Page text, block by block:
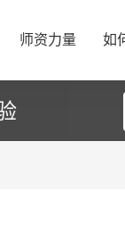
师资力量 如